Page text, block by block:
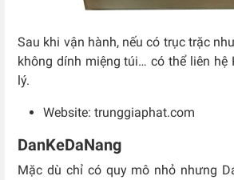
Sau khi vận hành, nếu có trục trặc
không dính miệng túi… có thể liên hệ
lý.
Website: trunggiaphat.com
DanKeDaNang
Mặc dù chỉ có quy mô nhỏ nhưng